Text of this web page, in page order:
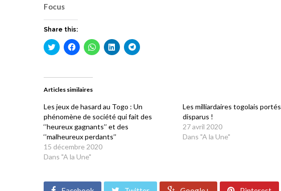
Focus
Share this:
Cliquez
pour
dans
nouvelle
Cliquez
pour
dans
nouvelle
Cliquez
pour
Cliquez
pour
Cliquez
pour
Articles similaires
Les jeux de hasard au Togo : Un
phénomène de société qui fait des
‘’heureux gagnants’’ et des
‘’malheureux perdants’’
15 décembre 2020
Dans "A la Une"
Les milliardaires togolais portés
disparus !
27 avril 2020
Dans "A la Une"